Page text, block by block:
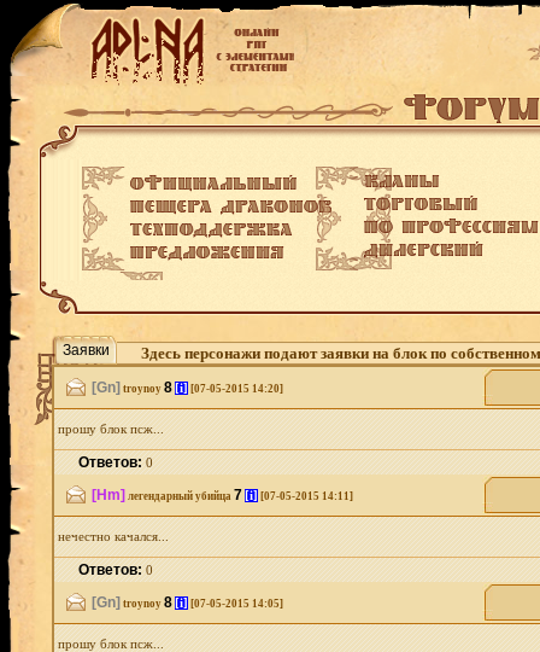
Заявки Здесь персонажи подают заявки на блок по
[Gn] troynoy 8 [i] [07-05-2015 14:20]
прошу блок псж...
Ответов:0
[Hm] легендарный убийца 7 [i] [07-05-2015 14:11]
нечестно качался...
Ответов:0
[Gn] troynoy 8 [i] [07-05-2015 14:05]
прошу блок псж...